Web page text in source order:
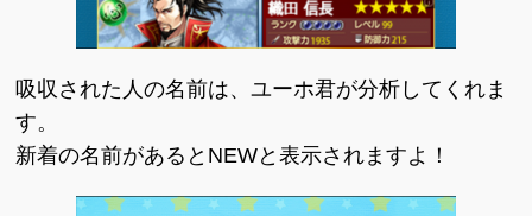
吸収された人の名前は、ユーホ君が分析してくれま
す。
新着の名前があるとNEWと表示されますよ！